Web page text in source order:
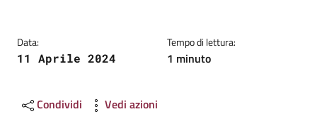
Data:
11 Aprile 2024
Tempo di lettura:
1 minuto
Condividi Vedi azioni